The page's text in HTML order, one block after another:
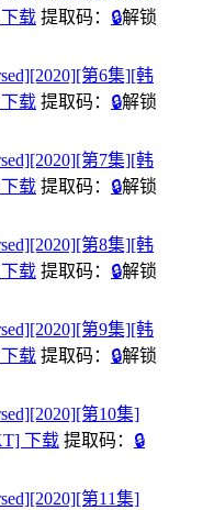
载 提取码： 🔒解锁
第6集][韩
载 提取码： 🔒解锁
第7集][韩
载 提取码： 🔒解锁
第8集][韩
载 提取码： 🔒解锁
第9集][韩
载 提取码： 🔒解锁
第10集]
下载 提取码： 🔒
第11集]